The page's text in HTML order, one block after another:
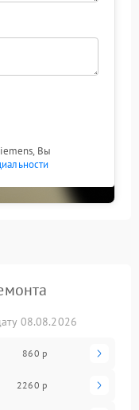
Вы
08.08.2026
860 р
2260 р